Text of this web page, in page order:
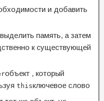
и добавить
память, а затем
к существующей
объект , который
thisключевое слово